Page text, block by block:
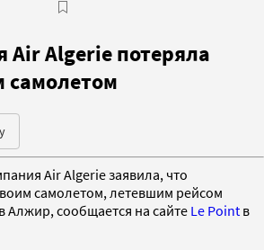
Air Algerie потеряла
самолетом
Air Algerie заявила, что
самолетом, летевшим рейсом
Алжир, сообщается на сайте Le Point в